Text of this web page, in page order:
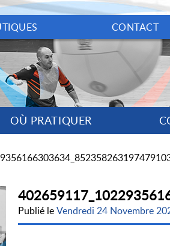
CONTACT
OÙ PRATIQUER
Publié leVendredi 24 Novembre